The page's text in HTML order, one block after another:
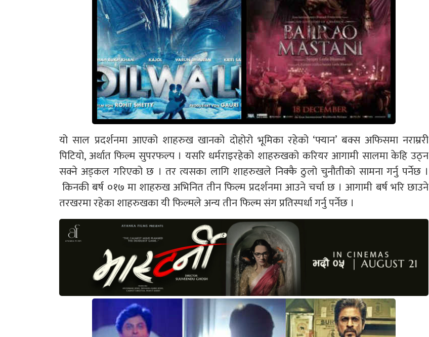
यो साल प्रदर्शनमा आएको शाहरुख खानको दोहोरो भूमिका रहेको ‘फ्यान’ बक्स अफिसमा नराम्ररी
पिटियो, अर्थात फिल्म सुपरफल्प । यसरि धर्मराइरहेको शाहरुखको करियर आगामी सालमा केहि उठ्न
सक्ने अड्कल गरिएको छ । तर त्यसका लागि शाहरुखले निक्कै ठुलो चुनौतीको सामना गर्नु पर्नेछ ।
किनकी बर्ष ०१७ मा शाहरुख अभिनित तीन फिल्म प्रदर्शनमा आउने चर्चा छ । आगामी बर्ष भरि छाउने
तरखरमा रहेका शाहरुखका यी फिल्मले अन्य तीन फिल्म संग प्रतिस्पर्धा गर्नु पर्नेछ ।